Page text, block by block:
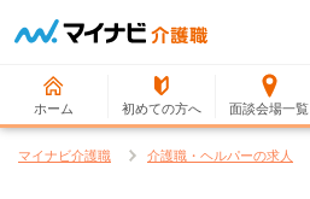
ホーム 初めての方へ 面談会場一覧
マイナビ介護職 介護職・ヘルパーの求人